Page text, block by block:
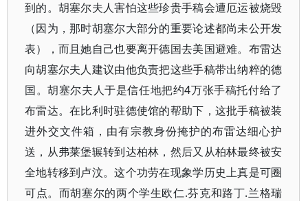
到的。胡塞尔夫人害怕这些珍贵手稿会遭厄运被烧毁
（因为，那时胡塞尔大部分的重要论述都尚未公开发
表），而且她自己也要离开德国去美国避难。布雷达
向胡塞尔夫人建议由他负责把这些手稿带出纳粹的德
国。胡塞尔夫人于是信任地把约4万张手稿托付给了
布雷达。在比利时驻德使馆的帮助下，这批手稿被装
进外交文件箱，由有宗教身份掩护的布雷达细心护
送，从弗莱堡辗转到达柏林，然后又从柏林最终被安
全地转移到卢汶。这个功劳在现象学历史上真是可圈
可点。而胡塞尔的两个学生欧仁.芬克和路丁.兰格瑞